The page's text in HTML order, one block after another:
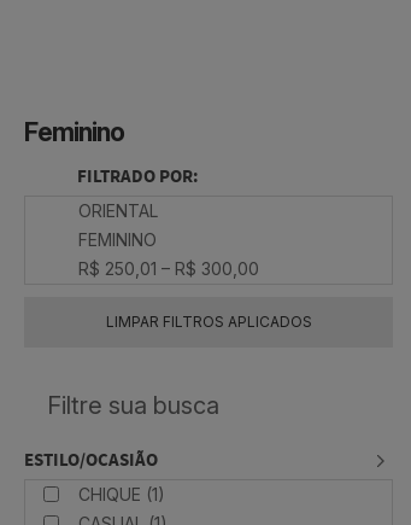
Feminino
FILTRADO POR:
ORIENTAL
FEMININO
R$ 250,01 – R$ 300,00
LIMPAR FILTROS APLICADOS
ESTILO/OCASIÃO
CHIQUE (1)